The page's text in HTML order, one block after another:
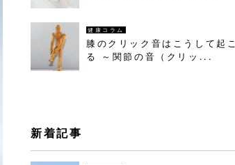
健康コラム
膝のクリック音はこうして起こ
る ～関節の音（クリッ...
新着記事